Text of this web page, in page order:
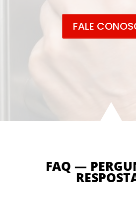
FALE
FAQ —